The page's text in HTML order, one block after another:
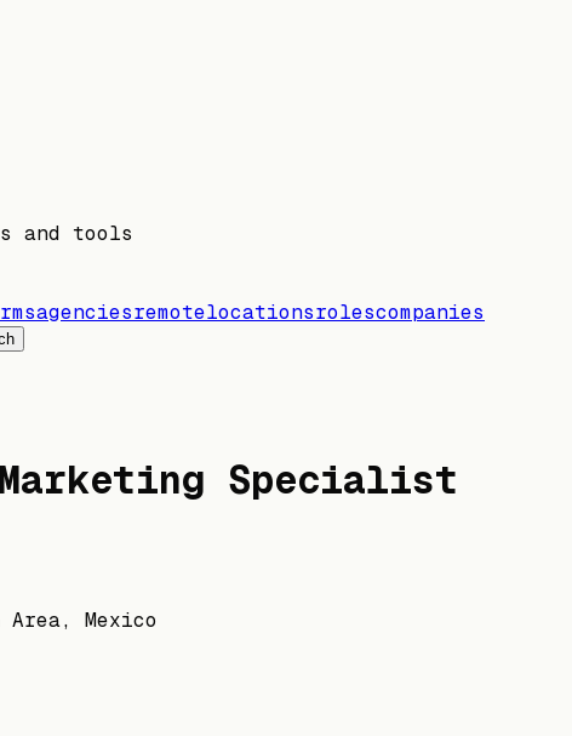
and tools
agenciesremotelocationsrolescompanies
Marketing Specialist
Mexico